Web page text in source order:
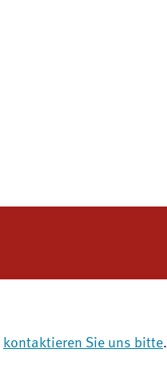
kontaktieren Sie uns bitte.